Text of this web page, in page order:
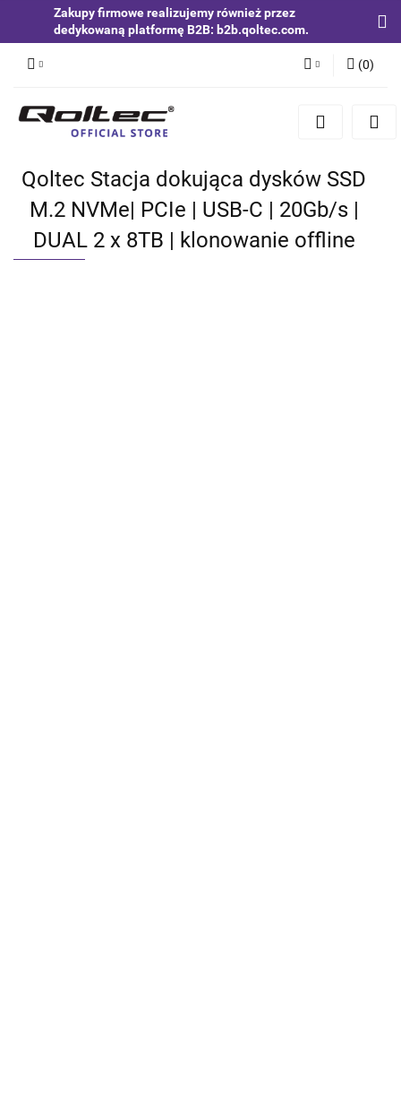
Zakupy firmowe realizujemy również przez
dedykowaną platformę B2B: b2b.qoltec.com.
Zaloguj się
Zgody cookies
(0)
Qoltec Stacja dokująca dysków SSD
M.2 NVMe| PCIe | USB-C | 20Gb/s |
DUAL 2 x 8TB | klonowanie offline